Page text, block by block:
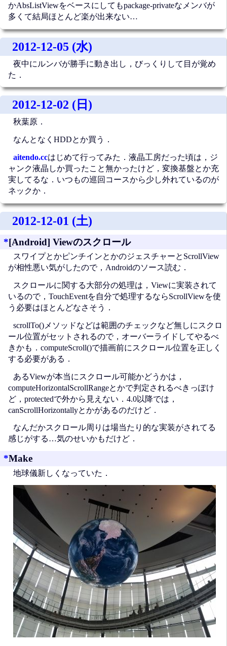
かAbsListViewをベースにしてもpackage-privateなメンバが
多くて結局ほとんど楽が出来ない…
2012-12-05 (水)
夜中にルンバが勝手に動き出し，びっくりして目が覚め
た．
2012-12-02 (日)
秋葉原．
なんとなくHDDとか買う．
aitendo.ccはじめて行ってみた．液晶工房だった頃は，ジ
ャンク液晶しか買ったこと無かったけど，変換基盤とか充
実してるな．いつもの巡回コースから少し外れているのが
ネックか．
2012-12-01 (土)
*[Android] Viewのスクロール
スワイプとかピンチインとかのジェスチャーとScrollView
が相性悪い気がしたので，Androidのソース読む．
スクロールに関する大部分の処理は，Viewに実装されて
いるので，TouchEventを自分で処理するならScrollViewを使
う必要はほとんどなさそう．
scrollTo()メソッドなどは範囲のチェックなど無しにスクロ
ール位置がセットされるので，オーバーライドしてやるべ
きかも．computeScroll()で描画前にスクロール位置を正しく
する必要がある．
あるViewが本当にスクロール可能かどうかは，
computeHorizontalScrollRangeとかで判定されるべきっぽけ
ど，protectedで外から見えない．4.0以降では，
canScrollHorizontallyとかがあるのだけど．
なんだかスクロール周りは場当たり的な実装がされてる
感じがする…気のせいかもだけど．
*Make
地球儀新しくなっていた．